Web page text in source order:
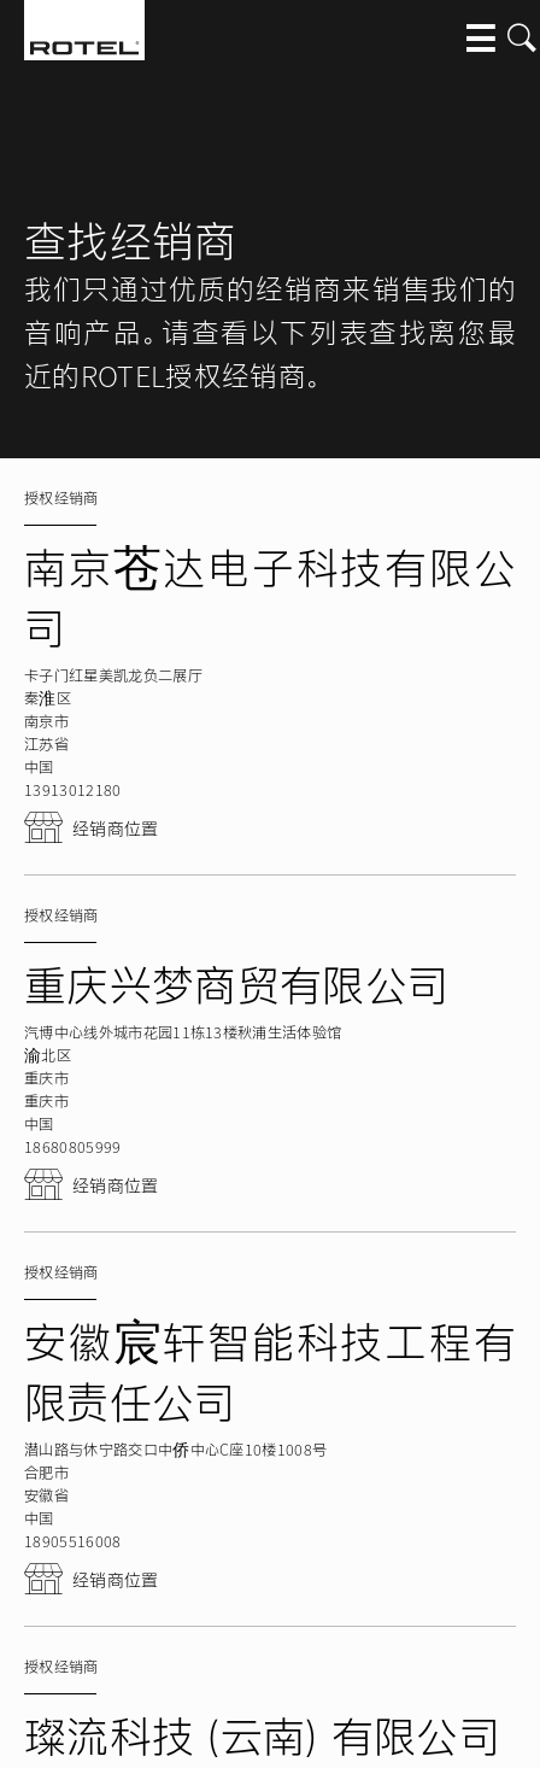
查找经销商
我们只通过优质的经销商来销售我们的
音响产品。请查看以下列表查找离您最
近的ROTEL授权经销商。
授权经销商
南京苍达电子科技有限公
司
卡子门红星美凯龙负二展厅
秦淮区
南京市
江苏省
中国
13913012180
经销商位置
授权经销商
重庆兴梦商贸有限公司
汽博中心线外城市花园11栋13楼秋浦生活体验馆
渝北区
重庆市
重庆市
中国
18680805999
经销商位置
授权经销商
安徽宸轩智能科技工程有
限责任公司
潜山路与休宁路交口中侨中心C座10楼1008号
合肥市
安徽省
中国
18905516008
经销商位置
授权经销商
璨流科技（云南）有限公司